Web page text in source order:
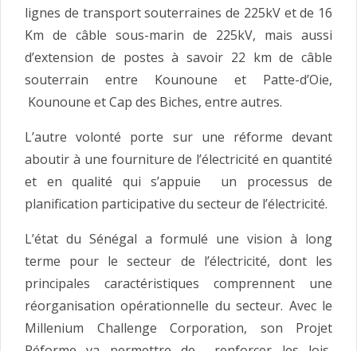
lignes de transport souterraines de 225kV et de 16
Km de câble sous-marin de 225kV, mais aussi
d’extension de postes à savoir 22 km de câble
souterrain entre Kounoune et Patte-d’Oie,
Kounoune et Cap des Biches, entre autres.
L’autre volonté porte sur une réforme devant
aboutir à une fourniture de l’électricité en quantité
et en qualité qui s’appuie un processus de
planification participative du secteur de l’électricité.
L’état du Sénégal a formulé une vision à long
terme pour le secteur de l’électricité, dont les
principales caractéristiques comprennent une
réorganisation opérationnelle du secteur. Avec le
Millenium Challenge Corporation, son Projet